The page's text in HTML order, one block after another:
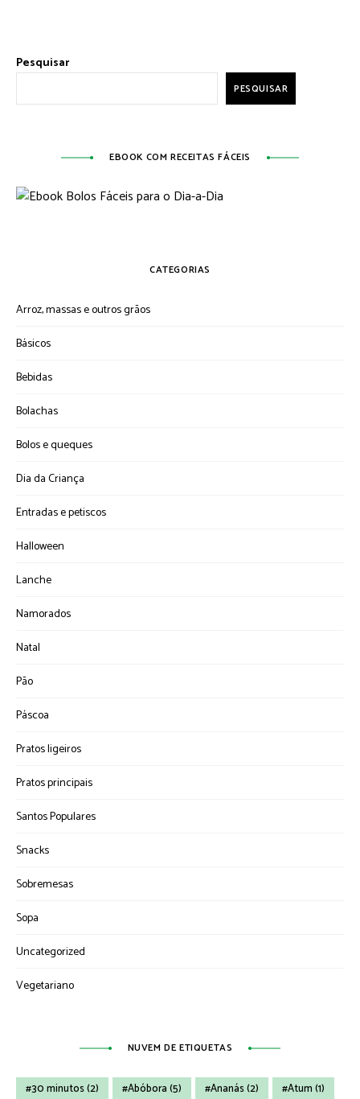
Pesquisar
PESQUISAR
EBOOK COM RECEITAS FÁCEIS
CATEGORIAS
Arroz, massas e outros grãos
Básicos
Bebidas
Bolachas
Bolos e queques
Dia da Criança
Entradas e petiscos
Halloween
Lanche
Namorados
Natal
Pão
Páscoa
Pratos ligeiros
Pratos principais
Santos Populares
Snacks
Sobremesas
Sopa
Uncategorized
Vegetariano
NUVEM DE ETIQUETAS
30 minutos(2) Abóbora(5) Ananás(2) Atum(1)